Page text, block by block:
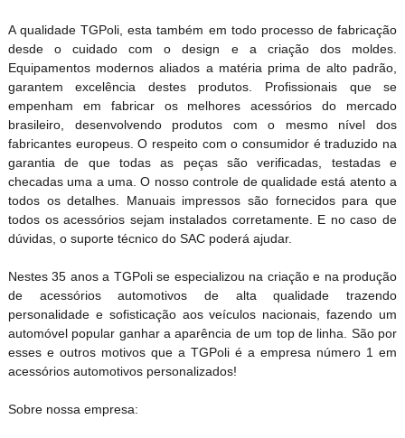
A qualidade TGPoli, esta também em todo processo de fabricação
desde o cuidado com o design e a criação dos moldes.
Equipamentos modernos aliados a matéria prima de alto padrão,
garantem excelência destes produtos. Profissionais que se
empenham em fabricar os melhores acessórios do mercado
brasileiro, desenvolvendo produtos com o mesmo nível dos
fabricantes europeus. O respeito com o consumidor é traduzido na
garantia de que todas as peças são verificadas, testadas e
checadas uma a uma. O nosso controle de qualidade está atento a
todos os detalhes. Manuais impressos são fornecidos para que
todos os acessórios sejam instalados corretamente. E no caso de
dúvidas, o suporte técnico do SAC poderá ajudar.
Nestes 35 anos a TGPoli se especializou na criação e na produção
de acessórios automotivos de alta qualidade trazendo
personalidade e sofisticação aos veículos nacionais, fazendo um
automóvel popular ganhar a aparência de um top de linha. São por
esses e outros motivos que a TGPoli é a empresa número 1 em
acessórios automotivos personalizados!
Sobre nossa empresa: